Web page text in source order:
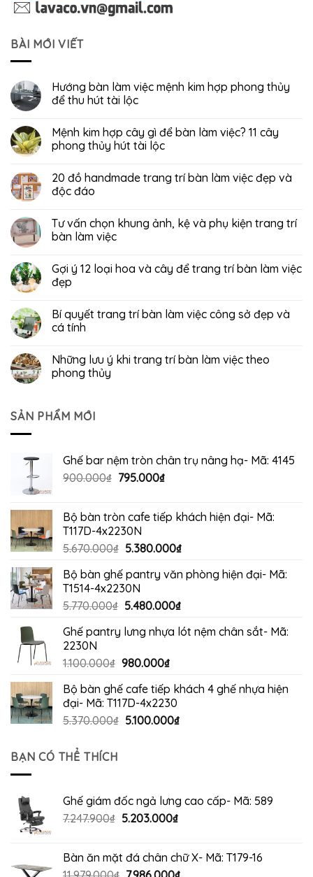
BÀI MỚI VIẾT
Hướng bàn làm việc mệnh kim hợp phong thủy
để thu hút tài lộc
Mệnh kim hợp cây gì để bàn làm việc? 11 cây
phong thủy hút tài lộc
20 đồ handmade trang trí bàn làm việc đẹp và
độc đáo
Tư vấn chọn khung ảnh, kệ và phụ kiện trang trí
bàn làm việc
Gợi ý 12 loại hoa và cây để trang trí bàn làm việc
đẹp
Bí quyết trang trí bàn làm việc công sở đẹp và
cá tính
Những lưu ý khi trang trí bàn làm việc theo
phong thủy
SẢN PHẨM MỚI
Ghế bar nệm tròn chân trụ nâng hạ- Mã: 4145
900.000₫ Giá
900.000₫.
795.000₫Giá
là:
Bộ bàn tròn cafe tiếp khách hiện đại- Mã:
T117D-4x2230N
5.670.000₫ Giá
là:
5.670.000₫.
5.380.000₫Giá
tại
5.380.000₫.
Bộ bàn ghế pantry văn phòng hiện đại- Mã:
T1514-4x2230N
5.770.000₫ Giá
là:
5.480.000₫Giá
tại
Ghế pantry lưng nhựa lót nệm chân sắt- Mã:
2230N
1.100.000₫ Giá
là:
1.100.000₫.
980.000₫Giá
tại
là:
980.000₫.
Bộ bàn ghế cafe tiếp khách 4 ghế nhựa hiện
đại- Mã: T117D-4x2230
5.370.000₫ Giá
5.100.000₫Giá
BẠN CÓ THỂ THÍCH
Ghế giám đốc ngả lưng cao cấp- Mã: 589
7.247.900₫ Giá
7.247.900₫.
5.203.000₫Giá
là:
Bàn ăn mặt đá chân chữ X- Mã: T179-16
Giá
Giá